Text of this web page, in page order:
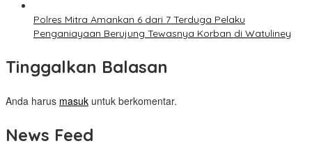
Polres Mitra Amankan 6 dari 7 Terduga Pelaku
Penganiayaan Berujung Tewasnya Korban di Watuliney
Tinggalkan Balasan
Anda harus masuk untuk berkomentar.
News Feed